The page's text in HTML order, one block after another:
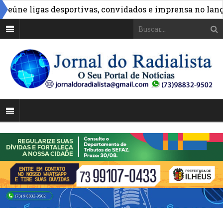
desportivas, convidados e imprensa no